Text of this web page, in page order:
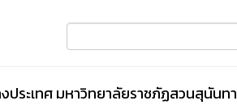
ประเทศ มหาวิทยาลัยราชภัฏสวนสุนันทา